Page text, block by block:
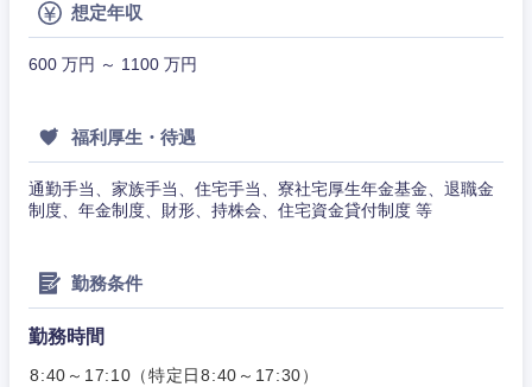
想定年収
600 万円 ～ 1100 万円
福利厚生・待遇
通勤手当、家族手当、住宅手当、寮社宅厚生年金基金、退職金
制度、年金制度、財形、持株会、住宅資金貸付制度 等
勤務条件
勤務時間
8:40～17:10（特定日8:40～17:30）